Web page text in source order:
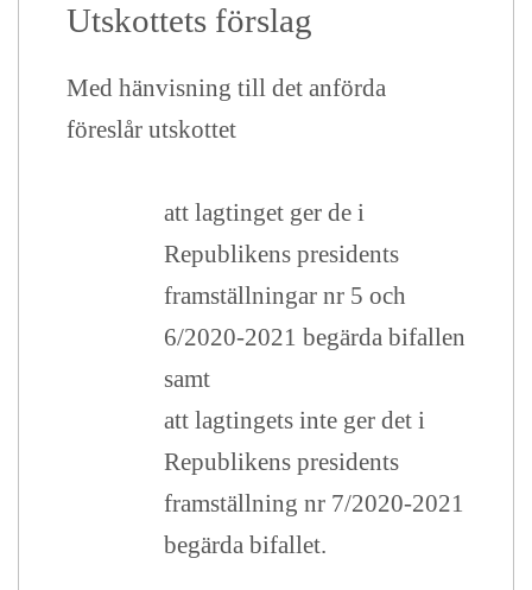
Utskottets förslag
Med hänvisning till det anförda
föreslår utskottet
att lagtinget ger de i
Republikens presidents
framställningar nr 5 och
6/2020-2021 begärda bifallen
samt
att lagtingets inte ger det i
Republikens presidents
framställning nr 7/2020-2021
begärda bifallet.